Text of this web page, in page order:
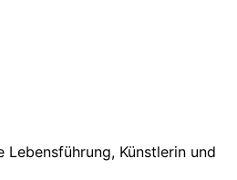
Künstlerin und